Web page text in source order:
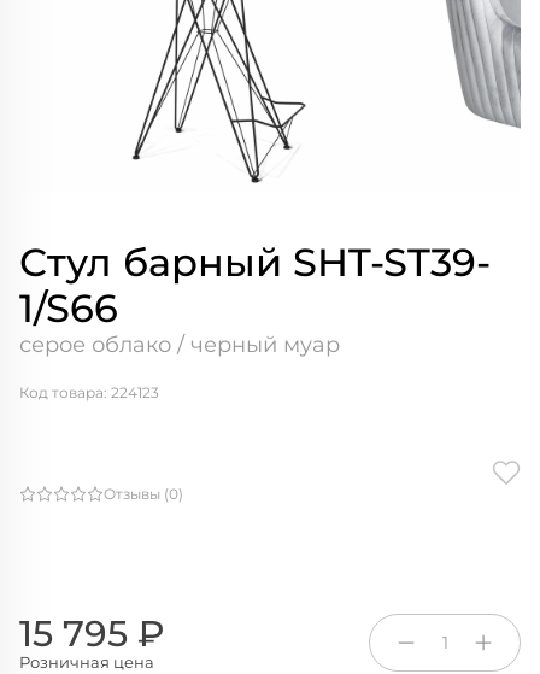
Стул барный SHT-ST39-
1/S66
серое облако / черный муар
Отзывы (0)
Код товара: 224123
15 795 ₽
Розничная цена
1